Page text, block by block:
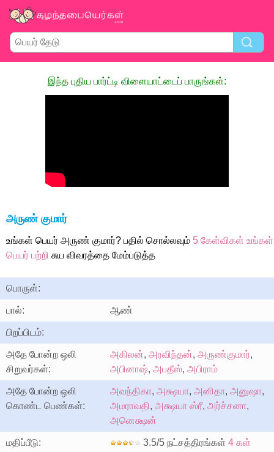
இந்த புதிய பார்ட்டி விளையாட்டைப் பாருங்கள்:
அருண் குமார்
உங்கள் பெயர் அருண் குமார்? பதில் சொல்லவும் 5 கேள்விகள் உங்கள்
பெயர் பற்றி சுய விவரத்தை மேம்படுத்த
பொருள்:
பால்: ஆண்
பிறப்பிடம்:
அதே போன்ற ஒலி
சிறுவர்கள்:
அகிலன், அரவிந்தன், அருண்குமார்,
அபினாஷ், அபதீஸ், அபிராம்
அதே போன்ற ஒலி
கொண்ட பெண்கள்:
அவந்திகா, அக்ஷயா, அனிதா, அனுஷா,
அமராவதி, அக்ஷயா ஸ்ரீ, அர்ச்சனா,
அனெக்ஷன்
மதிப்பீடு: 3.5/5 நட்சத்திரங்கள் 4 கள்